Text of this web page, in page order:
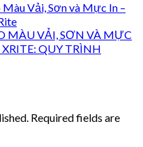
Vải, Sơn và Mực In –
MÀU VẢI, SƠN VÀ MỰC
QUY TRÌNH
Required fields are